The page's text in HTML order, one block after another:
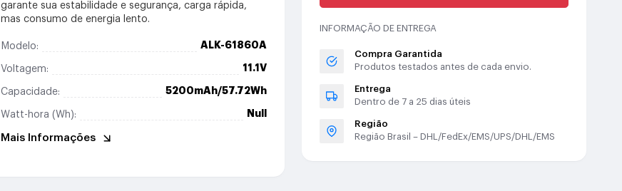
garante sua estabilidade e segurança, carga rápida,
mas consumo de energia lento.
Modelo: ALK-61860A
Voltagem: 11.1V
Capacidade: 5200mAh/57.72Wh
Watt-hora (Wh): Null
Mais Informações
INFORMAÇÃO DE ENTREGA
Compra Garantida
Produtos testados antes de cada envio.
Entrega
Dentro de 7 a 25 dias úteis
Região
Região Brasil – DHL/FedEx/EMS/UPS/DHL/EMS